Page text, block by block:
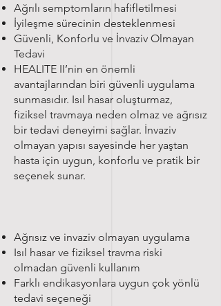
Ağrılı semptomların hafifletilmesi
İyileşme sürecinin desteklenmesi
Güvenli, Konforlu ve İnvaziv Olmayan
Tedavi
HEALITE II’nin en önemli
avantajlarından biri güvenli uygulama
sunmasıdır. Isıl hasar oluşturmaz,
fiziksel travmaya neden olmaz ve ağrısız
bir tedavi deneyimi sağlar. İnvaziv
olmayan yapısı sayesinde her yaştan
hasta için uygun, konforlu ve pratik bir
seçenek sunar.
Ağrısız ve invaziv olmayan uygulama
Isıl hasar ve fiziksel travma riski
olmadan güvenli kullanım
Farklı endikasyonlara uygun çok yönlü
tedavi seçeneği